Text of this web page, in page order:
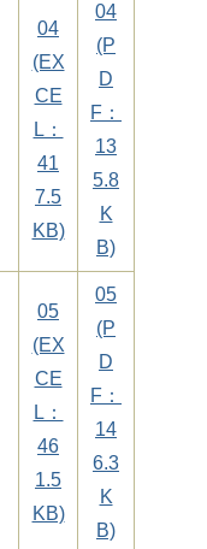
04
(EX
CE
L：
41
7.5
KB)
04
(P
D
F：
13
5.8
K
B)
05
(EX
CE
L：
46
1.5
KB)
05
(P
D
F：
14
6.3
K
B)